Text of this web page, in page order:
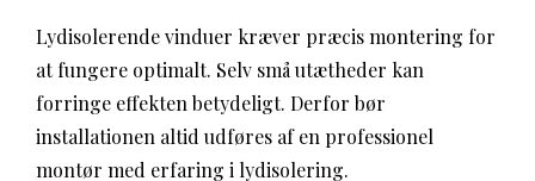
Lydisolerende vinduer kræver præcis montering for
at fungere optimalt. Selv små utætheder kan
forringe effekten betydeligt. Derfor bør
installationen altid udføres af en professionel
montør med erfaring i lydisolering.